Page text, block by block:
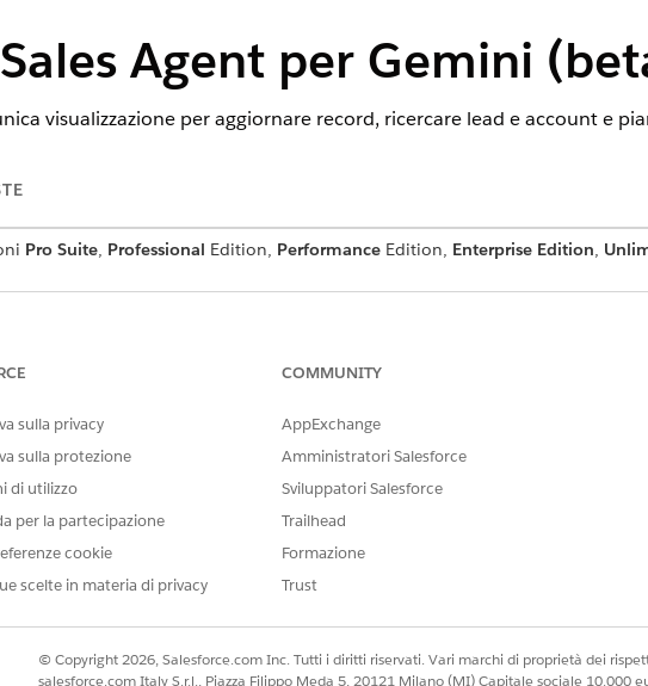
Agent per Gemini
visualizzazione per aggiornare record, ricercare lead e account e
Pro Suite, Professional Edition, PerformanceEdition, Enterprise Edition,
Agentforce per Gemini (beta)
con Gemini Enterprise per consentire ai venditori di cercare lead e
singola consente ai venditori di pianificare strategie e chiudere le
all'altra.
all'agente di vendita Agentforce per Gemini (beta)
Agent per Gemini, collegare l'account Salesforce in Gemini.
PROBLEMA?
sulla privacy
sulla protezione
di utilizzo
per la partecipazione
cookie
scelte in materia di privacy
COMMUNITY
AppExchange
Amministratori Salesforce
Sviluppatori Salesforce
Trailhead
Formazione
Trust
© Copyright 2026, Salesforce.com Inc. Tutti i diritti riservati. Vari marchi di proprietà dei
salesforce.com Italy S.r.l., Piazza Filippo Meda 5, 20121 Milano (MI) Capitale sociale 10.000